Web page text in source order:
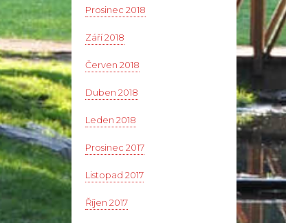
Prosinec 2018
Září 2018
Červen 2018
Duben 2018
Leden 2018
Prosinec 2017
Listopad 2017
Říjen 2017